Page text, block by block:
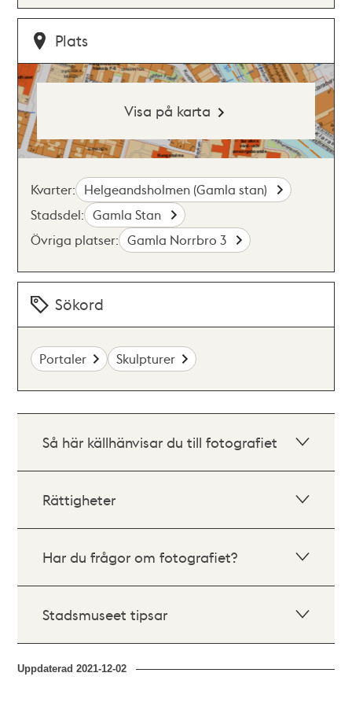
Plats
Visa på karta
Kvarter: Helgeandsholmen (Gamla stan)
Stadsdel: Gamla Stan
Övriga platser: Gamla Norrbro 3
Sökord
Portaler Skulpturer
Så här källhänvisar du till fotografiet
Rättigheter
Har du frågor om fotografiet?
Stadsmuseet tipsar
Uppdaterad2021-12-02